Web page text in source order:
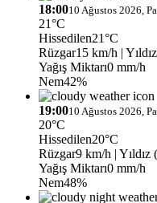
18:0010 Ağustos 2026,
21°C
Hissedilen21°C
Rüzgar15 km/h |
Yağış Miktarı0 mm/h
Nem42%
19:0010 Ağustos 2026,
20°C
Hissedilen20°C
Rüzgar9 km/h |
Yağış Miktarı0 mm/h
Nem48%